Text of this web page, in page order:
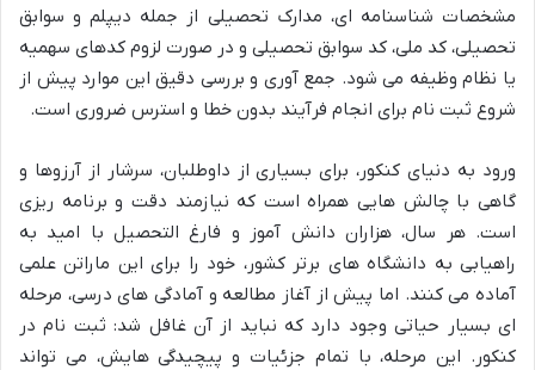
مشخصات شناسنامه ای، مدارک تحصیلی از جمله دیپلم و سوابق
تحصیلی، کد ملی، کد سوابق تحصیلی و در صورت لزوم کدهای سهمیه
یا نظام وظیفه می شود. جمع آوری و بررسی دقیق این موارد پیش از
شروع ثبت نام برای انجام فرآیند بدون خطا و استرس ضروری است.
ورود به دنیای کنکور، برای بسیاری از داوطلبان، سرشار از آرزوها و
گاهی با چالش هایی همراه است که نیازمند دقت و برنامه ریزی
است. هر سال، هزاران دانش آموز و فارغ التحصیل با امید به
راهیابی به دانشگاه های برتر کشور، خود را برای این ماراتن علمی
آماده می کنند. اما پیش از آغاز مطالعه و آمادگی های درسی، مرحله
ای بسیار حیاتی وجود دارد که نباید از آن غافل شد: ثبت نام در
کنکور. این مرحله، با تمام جزئیات و پیچیدگی هایش، می تواند